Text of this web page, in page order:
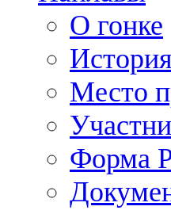
О гонке
История
Место
Форма